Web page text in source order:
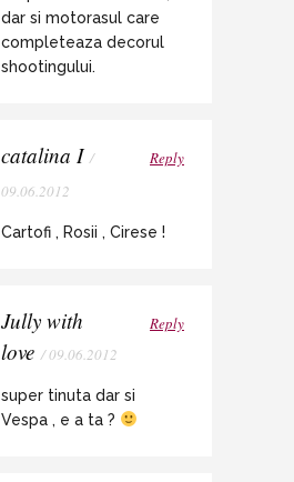
dar si motorasul care
completeaza decorul
shootingului.
catalina I /
09.06.2012
Reply
Cartofi , Rosii , Cirese !
Jully with
love / 09.06.2012
Reply
super tinuta dar si
Vespa , e a ta ?